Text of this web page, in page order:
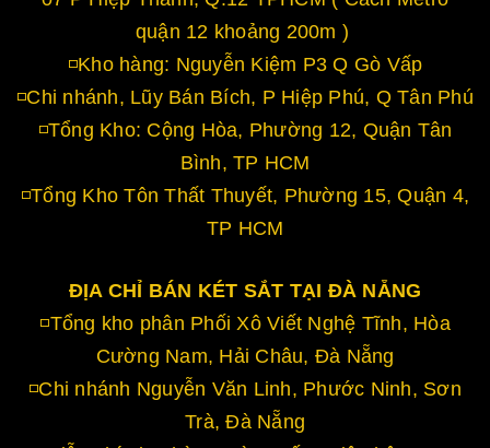
quận 12 khoảng 200m )
◽Kho hàng: Nguyễn Kiệm P3 Q Gò Vấp
◽Chi nhánh, Lũy Bán Bích, P Hiệp Phú, Q Tân Phú
◽Tổng Kho: Cộng Hòa, Phường 12, Quận Tân
Bình, TP HCM
◽Tổng Kho Tôn Thất Thuyết, Phường 15, Quận 4,
TP HCM
ĐỊA CHỈ BÁN KÉT SẮT TẠI ĐÀ NẴNG
◽Tổng kho phân Phối Xô Viết Nghệ Tĩnh, Hòa
Cường Nam, Hải Châu, Đà Nẵng
◽Chi nhánh Nguyễn Văn Linh, Phước Ninh, Sơn
Trà, Đà Nẵng